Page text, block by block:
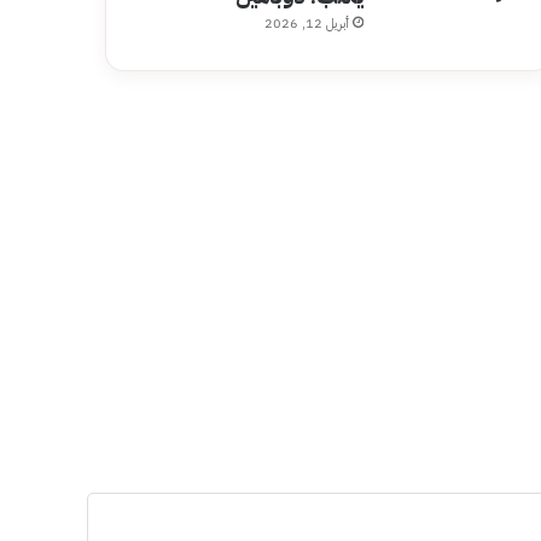
أبريل 12, 2026